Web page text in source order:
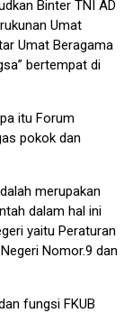
Binter TNI AD
Umat
Umat Beragama
bertempat di
itu Forum
pokok dan
merupakan
dalam hal ini
yaitu Peraturan
Nomor.9 dan
fungsi FKUB